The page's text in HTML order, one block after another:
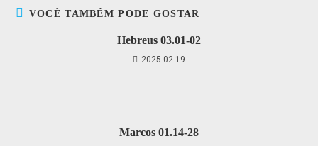
VOCÊ TAMBÉM PODE GOSTAR
Hebreus 03.01-02
2025-02-19
Marcos 01.14-28